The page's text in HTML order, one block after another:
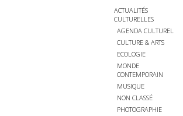
ACTUALITÉS
CULTURELLES
AGENDA CULTUREL
CULTURE & ARTS
ECOLOGIE
MONDE
CONTEMPORAIN
MUSIQUE
NON CLASSÉ
PHOTOGRAPHIE